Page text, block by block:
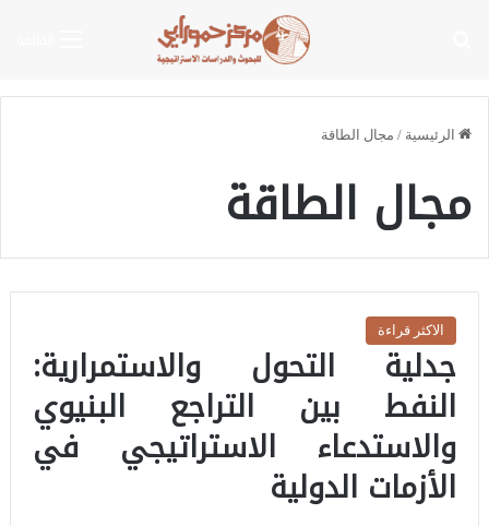
الرئيسية / مجال الطاقة
مجال الطاقة
الاكثر قراءة
جدلية التحول والاستمرارية:
النفط بين التراجع البنيوي
والاستدعاء الاستراتيجي في
الأزمات الدولية